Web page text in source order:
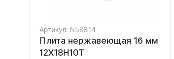
Артикул: N58814
Плита нержавеющая 16 мм
12Х18Н10Т